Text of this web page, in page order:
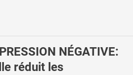
NÉGATIVE:
réduit les